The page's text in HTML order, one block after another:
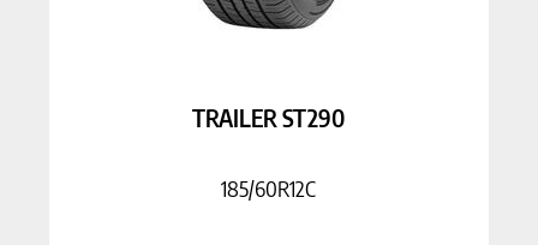
TRAILER ST290
185/60R12C